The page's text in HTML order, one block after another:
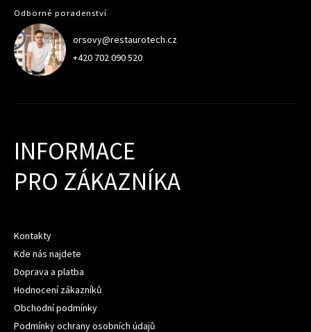
Odborné poradenství
orsovy@restaurotech.cz
+420 702 090 520
INFORMACE
PRO ZÁKAZNÍKA
Kontakty
Kde nás najdete
Doprava a platba
Hodnocení zákazníků
Obchodní podmínky
Podmínky ochrany osobních údajů